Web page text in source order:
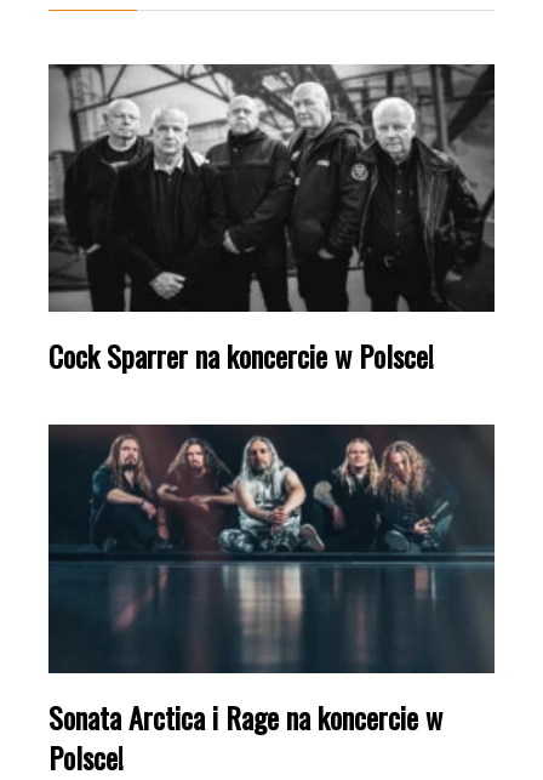
Cock Sparrer na koncercie w Polsce!
Sonata Arctica i Rage na koncercie w
Polsce!